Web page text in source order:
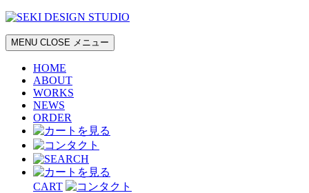
MENU CLOSE メニュー
HOME
ABOUT
WORKS
NEWS
ORDER
CART